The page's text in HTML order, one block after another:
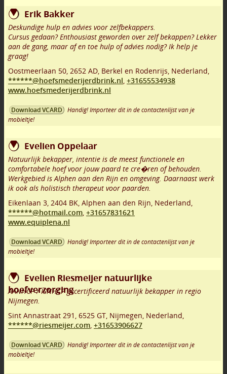
Erik Bakker
Deskundige hulp en advies voor zelfbekappers.
Cursus gedaan? Enthousiast geworden over zelf bekappen? Lekker
aan de gang, maar af en toe hulp of advies nodig? Ik help je
graag!
Oostmeerlaan 50, 2652 AD, Berkel en Rodenrijs, Nederland,
******@hoefsmederijerdbrink.nl, +31655534938
www.hoefsmederijerdbrink.nl
Download VCARD
Handig! Importeer dit in de contactenlijst van je
mobieltje!
Evelien Oppelaar
Natuurlijk bekapper, intentie is de meest functionele en
comfortabele hoef voor jouw paard te cre�ren of behouden.
Werkgebied is Alphen aan den Rijn en omgeving. Daarnaast werk
ik ook als holistisch therapeut voor paarden.
Eikenlaan 3, 2404 BK, Alphen aan den Rijn, Nederland,
******@hotmail.com, +31657831621
www.equiplena.nl
Download VCARD
Handig! Importeer dit in de contactenlijst van je
mobieltje!
Evelien Riesmeijer natuurlijke
hoefverzorging
AANHCP / ISNHCP gecertificeerd natuurlijk bekapper in regio
Nijmegen.
Sint Annastraat 291 , 6525 GT, Nijmegen, Nederland,
******@riesmeijer.com, +31653906627
Download VCARD
Handig! Importeer dit in de contactenlijst van je
mobieltje!